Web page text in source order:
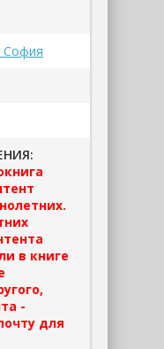
София
в книге
-
для